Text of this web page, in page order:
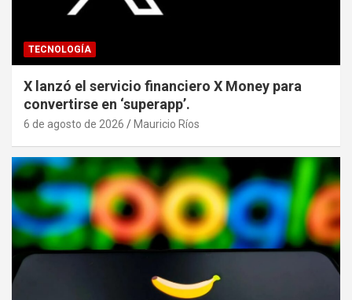
TECNOLOGÍA
X lanzó el servicio financiero X Money para
convertirse en ‘superapp’.
6 de agosto de 2026 Mauricio Ríos